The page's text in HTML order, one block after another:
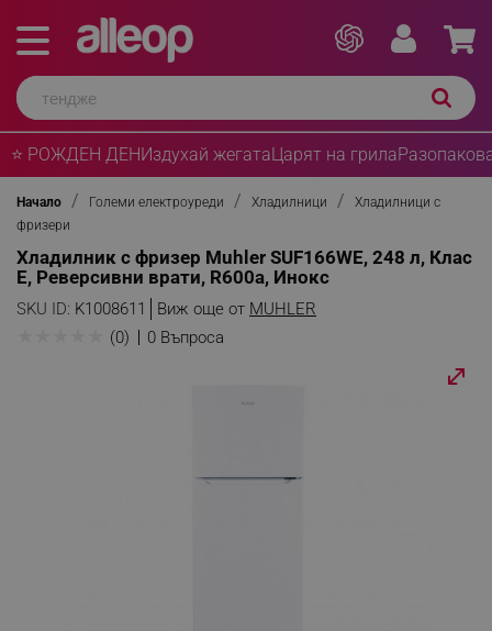
⭐ РОЖДЕН ДЕНИздухай жегатаЦарят на грила
Начало Големи електроуреди Хладилници
Хладилници с
фризери
Хладилник с фризер Muhler SUF166WE, 248 л, Клас
Е, Реверсивни врати, R600a, Инокс
SKU ID: K1008611 Виж още от MUHLER
(0) 0 Въпроса